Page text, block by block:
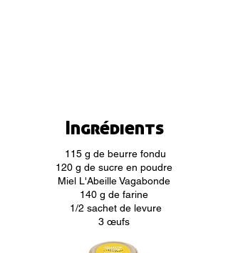
Ingrédients
115 g de beurre fondu
120 g de sucre en poudre
Miel L'Abeille Vagabonde
140 g de farine
1/2 sachet de levure
3 œufs